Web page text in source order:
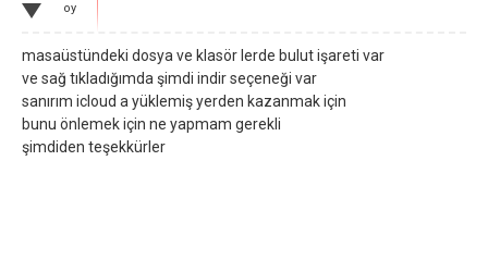
oy
masaüstündeki dosya ve klasör lerde bulut işareti var
ve sağ tıkladığımda şimdi indir seçeneği var
sanırım icloud a yüklemiş yerden kazanmak için
bunu önlemek için ne yapmam gerekli
şimdiden teşekkürler